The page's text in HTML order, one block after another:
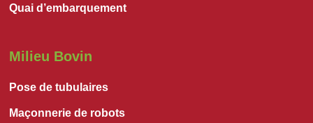
Quai d’embarquement
Milieu Bovin
Pose de tubulaires
Maçonnerie de robots